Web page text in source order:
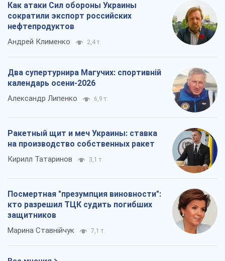
Как атаки Сил обороны Украины
сократили экспорт российских
нефтепродуктов
Андрей Клименко 2,4 т.
Два супертурнира Магучих: спортивній
календарь осени-2026
Александр Липенко 6,9 т.
Ракетный щит и меч Украины: ставка
на производство собственных ракет
Кирилл Татаринов 3,1 т.
Посмертная "презумпция виновности":
кто разрешил ТЦК судить погибших
защитников
Марина Ставнійчук 7,1 т.